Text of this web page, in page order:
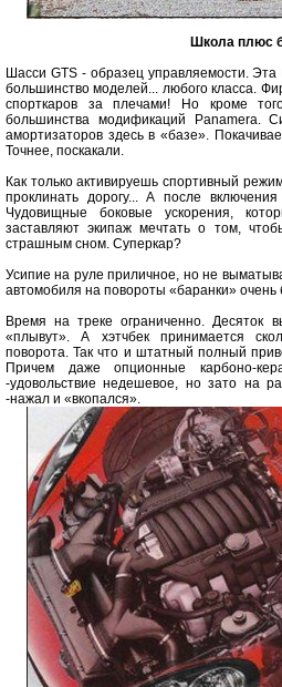
Школа плюс
Шасси GTS - образец управляемости.
большинство моделей... любого класса.
спорткаров за плечами! Но кроме
большинства модификаций Panamera.
амортизаторов здесь в «базе».
Точнее, поскакали.
Как только активируешь спортивный
проклинать дорогу... А после
Чудовищные боковые ускорения,
заставляют экипаж мечтать о том,
страшным сном. Суперкар?
Усипие на руле приличное, но не
автомобиля на повороты «баранки» очень
Время на треке ограниченно. Десяток
«плывут». А хэтчбек принимается
поворота. Так что и штатный полный
Причем даже опционные карбоно-
-удовольствие недешевое, но зато на
-нажал и «вкопался».